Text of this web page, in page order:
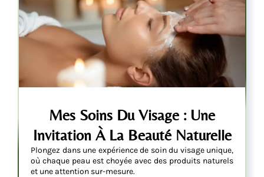
Mes Soins Du Visage : Une
Invitation À La Beauté Naturelle
Plongez dans une expérience de soin du visage unique,
où chaque peau est choyée avec des produits naturels
et une attention sur-mesure.